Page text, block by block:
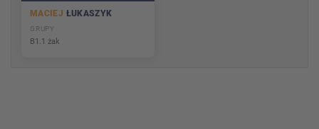
MACIEJ ŁUKASZYK
GRUPY
B1.1 żak